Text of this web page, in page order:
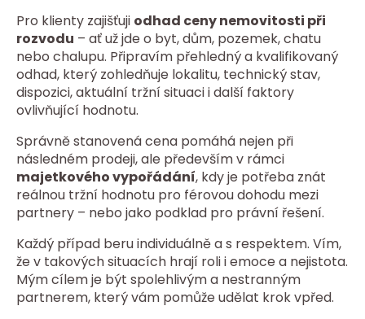
Pro klienty zajišťuji odhad ceny nemovitosti při
rozvodu – ať už jde o byt, dům, pozemek, chatu
nebo chalupu. Připravím přehledný a kvalifikovaný
odhad, který zohledňuje lokalitu, technický stav,
dispozici, aktuální tržní situaci i další faktory
ovlivňující hodnotu.
Správně stanovená cena pomáhá nejen při
následném prodeji, ale především v rámci
majetkového vypořádání, kdy je potřeba znát
reálnou tržní hodnotu pro férovou dohodu mezi
partnery – nebo jako podklad pro právní řešení.
Každý případ beru individuálně a s respektem. Vím,
že v takových situacích hrají roli i emoce a nejistota.
Mým cílem je být spolehlivým a nestranným
partnerem, který vám pomůže udělat krok vpřed.